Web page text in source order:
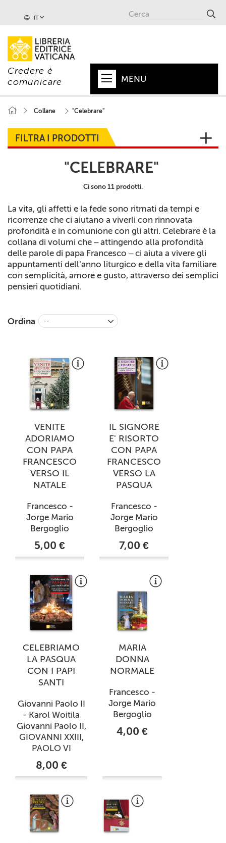
IT
Credere è
comunicare
MENU
PAPA
+
VATICANO
CHIESA
MONDO
COLLANE
+
RIVISTE
CEI
AUTORI VARI
Collane "Celebrare"
FILTRA I PRODOTTI
"CELEBRARE"
Ci sono 11 prodotti.
La vita, gli affetti e la fede sono ritmati da tempi e
ricorrenze che ci aiutano a viverli con rinnovata
profondità e in comunione con gli altri. Celebrare è la
collana di volumi che – attingendo alla profondità
delle parole di papa Francesco – ci aiuta a vivere gli
appuntamenti dell’anno liturgico e della vita familiare
con semplicità, amore e gusto, attraverso dei semplici
pensieri quotidiani.
Ordina --
VENITE
ADORIAMO
CON PAPA
FRANCESCO
VERSO IL
NATALE
Francesco -
Jorge Mario
Bergoglio
5,00 €
IL SIGNORE
E' RISORTO
CON PAPA
FRANCESCO
VERSO LA
PASQUA
Francesco -
Jorge Mario
Bergoglio
7,00 €
CELEBRIAMO
LA PASQUA
CON I PAPI
SANTI
Giovanni Paolo II
- Karol Woitila
Giovanni Paolo II,
GIOVANNI XXIII,
PAOLO VI
8,00 €
MARIA
DONNA
NORMALE
Francesco -
Jorge Mario
Bergoglio
4,00 €